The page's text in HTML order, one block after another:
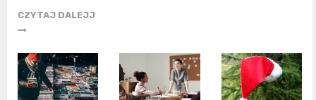
CZYTAJ DALEJJ